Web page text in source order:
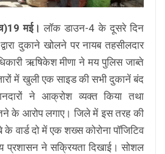
मई। लॉक डाउन-4 के दूसरे दिन
दुकाने खोलने पर नायब तहसीलदार
ऋषिकेश मीणा ने मय पुलिस जाब्ते
में खुली एक साइड की सभी दुकानें बंद
ने आक्रोश व्यक्त किया तथा
के आरोप लगाए। जिले में इस तरह की
वार्ड दो में एक शख्स कोरोना पॉजिटिव
प्रशासन ने सक्रियता दिखाई। सोशल